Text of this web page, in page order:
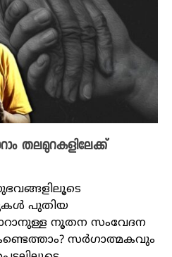
തലമുറകളിലേക്ക്
പുതിയ
നൂതന സംവേദന
സർഗാത്മകവും